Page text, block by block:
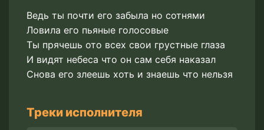
Ведь ты почти его забыла но сотнями
Ловила его пьяные голосовые
Ты прячешь ото всех свои грустные глаза
И видят небеса что он сам себя наказал
Снова его злеешь хоть и знаешь что нельзя
Треки исполнителя